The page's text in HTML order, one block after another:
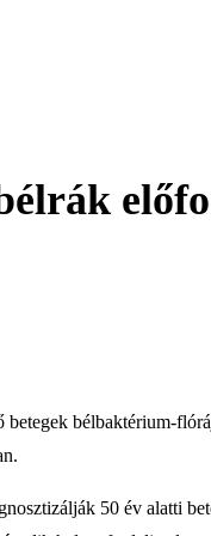
bélbaktérium-
50 év alatti